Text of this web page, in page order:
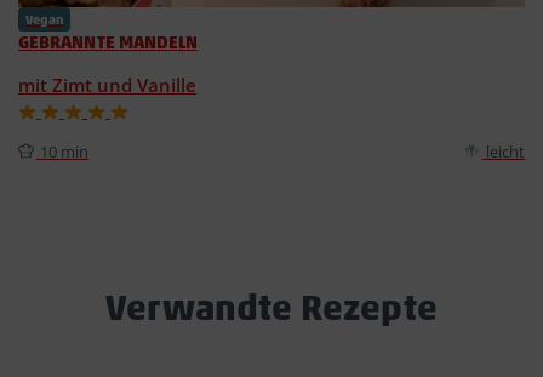
Vegan
GEBRANNTE MANDELN
mit Zimt und Vanille
10 min leicht
Verwandte Rezepte